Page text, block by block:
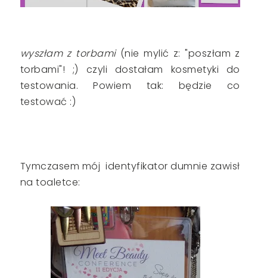
wyszłam z torbami(nie mylić z: "poszłam z
torbami"! ;) czyli dostałam kosmetyki do
testowania. Powiem tak: będzie co
testować :)
Tymczasem mój identyfikator dumnie zawisł
na toaletce: